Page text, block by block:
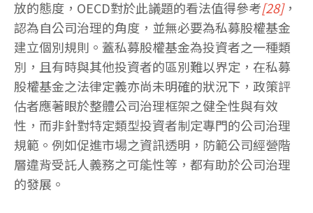
放的態度，OECD對於此議題的看法值得參考[28]，
認為自公司治理的角度，並無必要為私募股權基金
建立個別規則。蓋私募股權基金為投資者之一種類
別，且有時與其他投資者的區別難以界定，在私募
股權基金之法律定義亦尚未明確的狀況下，政策評
估者應著眼於整體公司治理框架之健全性與有效
性，而非針對特定類型投資者制定專門的公司治理
規範。例如促進市場之資訊透明，防範公司經營階
層違背受託人義務之可能性等，都有助於公司治理
的發展。